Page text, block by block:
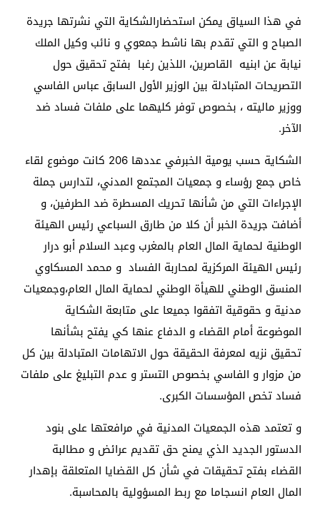
في هذا السياق يمكن استحضارالشكاية التي نشرتها جريدة
الصباح و التي تقدم بها ناشط جمعوي و نائب وكيل الملك
نيابة عن ابنيه القاصرين، اللذين رغبا بفتح تحقيق حول
التصريحات المتبادلة بين الوزير الأول السابق عباس الفاسي
ووزير ماليته ، بخصوص توفر كليهما على ملفات فساد ضد
الآخر.
الشكاية حسب يومية الخبرفي عددها 206 كانت موضوع لقاء
خاص جمع رؤساء و جمعيات المجتمع المدني، لتدارس جملة
الإجراءات التي من شأنها تحريك المسطرة ضد الطرفين، و
أضافت جريدة الخبر أن كلا من طارق السباعي رئيس الهيئة
الوطنية لحماية المال العام بالمغرب وعبد السلام أبو درار
رئيس الهيئة المركزية لمحاربة الفساد و محمد المسكاوي
المنسق الوطني للهيأة الوطني لحماية المال العام،وجمعيات
مدنية و حقوقية اتفقوا جميعا على متابعة الشكاية
الموضوعة أمام القضاء و الدفاع عنها كي يفتح بشأنها
تحقيق نزيه لمعرفة الحقيقة حول الاتهامات المتبادلة بين كل
من مزوار و الفاسي بخصوص التستر و عدم التبليغ على ملفات
فساد تخص المؤسسات الكبرى.
و تعتمد هذه الجمعيات المدنية في مرافعتها على بنود
الدستور الجديد الذي يمنح حق تقديم عرائض و مطالبة
القضاء بفتح تحقيقات في شأن كل القضايا المتعلقة بإهدار
المال العام انسجاما مع ربط المسؤولية بالمحاسبة.